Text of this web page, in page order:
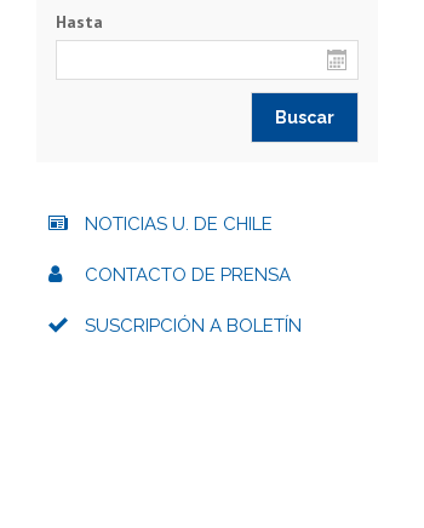
Hasta
NOTICIAS U. DE CHILE
CONTACTO DE PRENSA
SUSCRIPCIÓN A BOLETÍN